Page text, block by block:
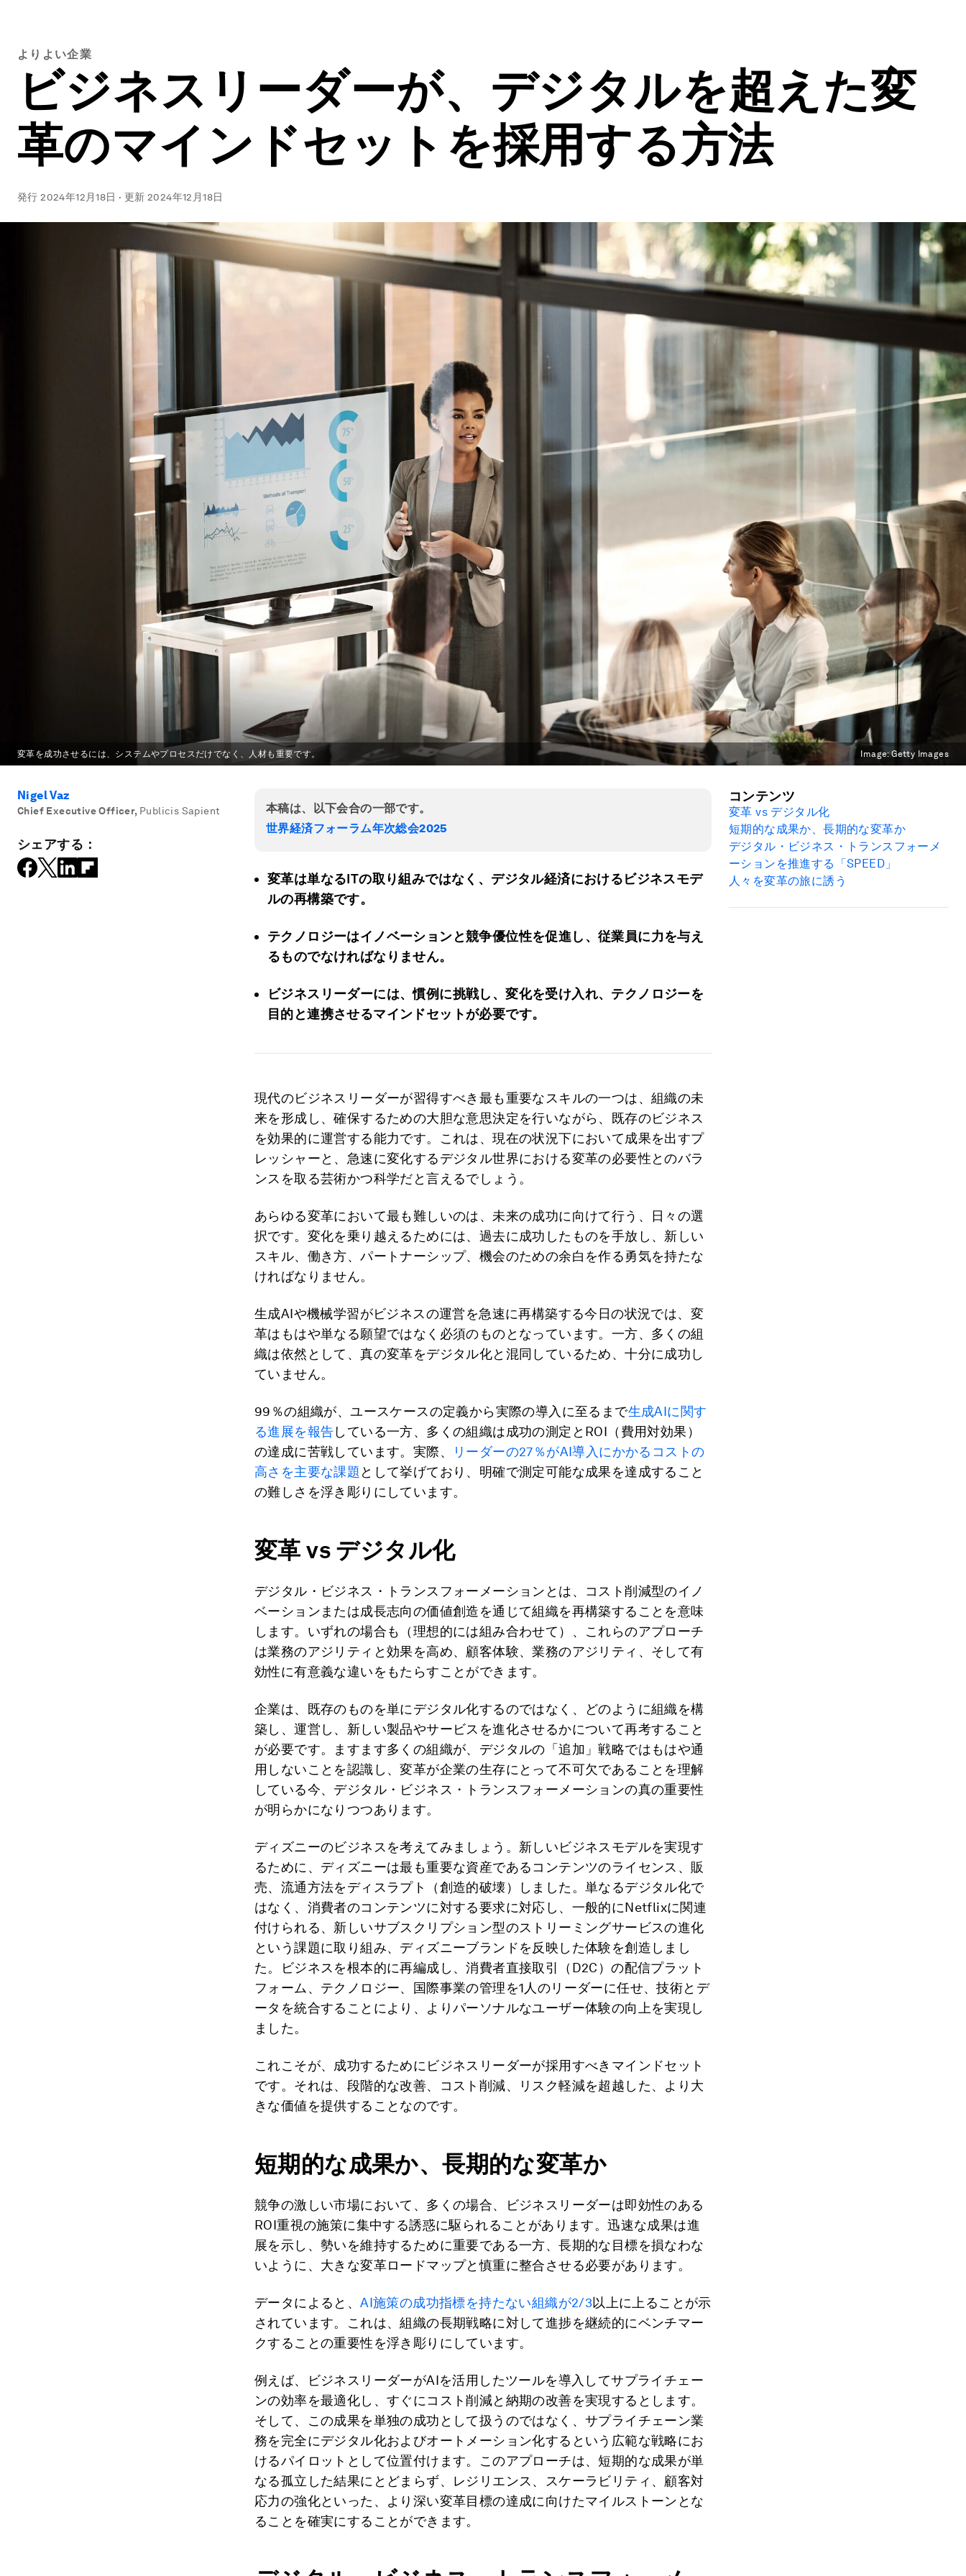
よりよい企業
ビジネスリーダーが、デジタルを超えた変
革のマインドセットを採用する方法
発行2024年12月18日 · 更新2024年12月18日
変革を成功させるには、システムやプロセスだけでなく、人材も重要です。 Image:Getty Images
Nigel Vaz
Chief Executive Officer, Publicis Sapient
シェアする：
本稿は、以下会合の一部です。
世界経済フォーラム年次総会2025
変革は単なるITの取り組みではなく、デジタル経済におけるビジネスモデ
ルの再構築です。
テクノロジーはイノベーションと競争優位性を促進し、従業員に力を与え
るものでなければなりません。
ビジネスリーダーには、慣例に挑戦し、変化を受け入れ、テクノロジーを
目的と連携させるマインドセットが必要です。
現代のビジネスリーダーが習得すべき最も重要なスキルの一つは、組織の未
来を形成し、確保するための大胆な意思決定を行いながら、既存のビジネス
を効果的に運営する能力です。これは、現在の状況下において成果を出すプ
レッシャーと、急速に変化するデジタル世界における変革の必要性とのバラ
ンスを取る芸術かつ科学だと言えるでしょう。
あらゆる変革において最も難しいのは、未来の成功に向けて行う、日々の選
択です。変化を乗り越えるためには、過去に成功したものを手放し、新しい
スキル、働き方、パートナーシップ、機会のための余白を作る勇気を持たな
ければなりません。
生成AIや機械学習がビジネスの運営を急速に再構築する今日の状況では、変
革はもはや単なる願望ではなく必須のものとなっています。一方、多くの組
織は依然として、真の変革をデジタル化と混同しているため、十分に成功し
ていません。
99％の組織が、ユースケースの定義から実際の導入に至るまで生成AIに関す
る進展を報告している一方、多くの組織は成功の測定とROI（費用対効果）
の達成に苦戦しています。実際、
リーダーの27％がAI導入にかかるコストの
高さを主要な課題 として挙げており、明確で測定可能な成果を達成すること
の難しさを浮き彫りにしています。
変革 vs デジタル化
デジタル・ビジネス・トランスフォーメーションとは、コスト削減型のイノ
ベーションまたは成長志向の価値創造を通じて組織を再構築することを意味
します。いずれの場合も（理想的には組み合わせて）、これらのアプローチ
は業務のアジリティと効果を高め、顧客体験、業務のアジリティ、そして有
効性に有意義な違いをもたらすことができます。
企業は、既存のものを単にデジタル化するのではなく、どのように組織を構
築し、運営し、新しい製品やサービスを進化させるかについて再考すること
が必要です。ますます多くの組織が、デジタルの「追加」戦略ではもはや通
用しないことを認識し、変革が企業の生存にとって不可欠であることを理解
している今、デジタル・ビジネス・トランスフォーメーションの真の重要性
が明らかになりつつあります。
ディズニーのビジネスを考えてみましょう。新しいビジネスモデルを実現す
るために、ディズニーは最も重要な資産であるコンテンツのライセンス、販
売、流通方法をディスラプト（創造的破壊）しました。単なるデジタル化で
はなく、消費者のコンテンツに対する要求に対応し、一般的にNetflixに関連
付けられる、新しいサブスクリプション型のストリーミングサービスの進化
という課題に取り組み、ディズニーブランドを反映した体験を創造しまし
た。ビジネスを根本的に再編成し、消費者直接取引（D2C）の配信プラット
フォーム、テクノロジー、国際事業の管理を1人のリーダーに任せ、技術とデ
ータを統合することにより、よりパーソナルなユーザー体験の向上を実現し
ました。
これこそが、成功するためにビジネスリーダーが採用すべきマインドセット
です。それは、段階的な改善、コスト削減、リスク軽減を超越した、より大
きな価値を提供することなのです。
短期的な成果か、長期的な変革か
競争の激しい市場において、多くの場合、ビジネスリーダーは即効性のある
ROI重視の施策に集中する誘惑に駆られることがあります。迅速な成果は進
展を示し、勢いを維持するために重要である一方、長期的な目標を損なわな
いように、大きな変革ロードマップと慎重に整合させる必要があります。
データによると、AI施策の成功指標を持たない組織が2/3以上に上ることが示
されています。これは、組織の長期戦略に対して進捗を継続的にベンチマー
クすることの重要性を浮き彫りにしています。
例えば、ビジネスリーダーがAIを活用したツールを導入してサプライチェー
ンの効率を最適化し、すぐにコスト削減と納期の改善を実現するとします。
そして、この成果を単独の成功として扱うのではなく、サプライチェーン業
務を完全にデジタル化およびオートメーション化するという広範な戦略にお
けるパイロットとして位置付けます。このアプローチは、短期的な成果が単
なる孤立した結果にとどまらず、レジリエンス、スケーラビリティ、顧客対
応力の強化といった、より深い変革目標の達成に向けたマイルストーンとな
ることを確実にすることができます。
コンテンツ
変革 vs デジタル化
短期的な成果か、長期的な変革か
デジタル・ビジネス・トランスフォーメ
ーションを推進する「SPEED」
人々を変革の旅に誘う